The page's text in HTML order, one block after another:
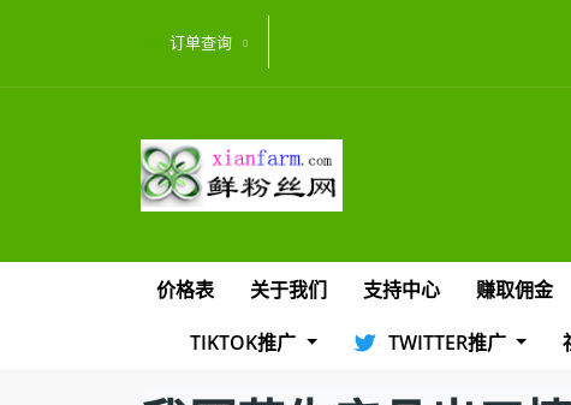
订单查询
价格表 关于我们 支持中心 赚取佣金
TIKTOK推广
TWITTER推广